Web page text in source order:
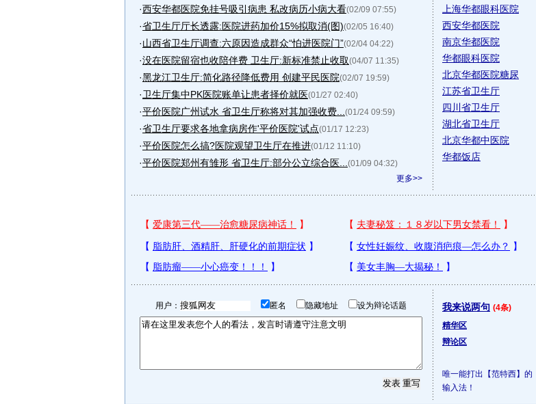
·西安华都医院免挂号吸引病患 私改病历小病大看(02/09 07:55)
·省卫生厅厅长透露:医院进药加价15%拟取消(图)(02/05 16:40)
·山西省卫生厅调查:六原因造成群众“怕进医院门”(02/04 04:22)
·没在医院留宿也收陪伴费 卫生厅:新标准禁止收取(04/07 11:35)
·黑龙江卫生厅:简化路径降低费用 创建平民医院(02/07 19:59)
·卫生厅集中PK医院账单让患者择价就医(01/27 02:40)
·平价医院广州试水 省卫生厅称将对其加强收费... (01/24 09:59)
·省卫生厅要求各地拿病房作'平价医院'试点(01/17 12:23)
·平价医院怎么搞?医院观望卫生厅在推进(01/12 11:10)
·平价医院郑州有雏形 省卫生厅:部分公立综合医... (01/09 04:32)
更多>>
上海华都眼科医院
西安华都医院
南京华都医院
华都眼科医院
北京华都医院糖尿
江苏省卫生厅
四川省卫生厅
湖北省卫生厅
北京华都中医院
华都饭店
用户： 匿名 隐藏地址 设为辩论话题 我来说两句 (4条)
精华区
辩论区
唯一能打出【范特西】的
输入法！